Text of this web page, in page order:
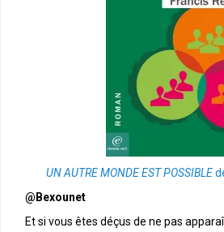
UN AUTRE MONDE EST POSSIBLE
@Bexounet
Et si vous êtes déçus de ne pas